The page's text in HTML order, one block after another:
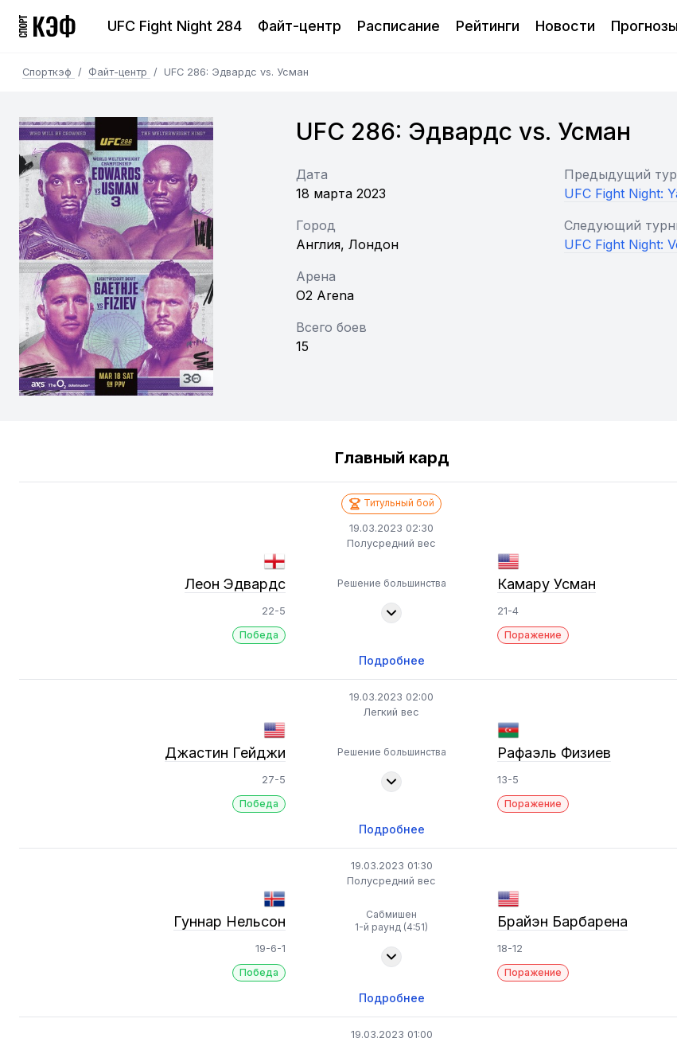
UFC Fight Night 284 Файт-центр Расписание Рейтинги Новости Прогнозы
Спорткэф / Файт-центр / UFC 286: Эдвардс vs. Усман
UFC 286: Эдвардс vs. Усман
Дата
18 марта 2023
Город
Англия, Лондон
Арена
O2 Arena
Всего боев
15
Предыдущий
UFC Fight Night:
Следующий
UFC Fight Night:
Главный кард
Титульный бой
19.03.2023 02:30
Полусредний вес
Леон Эдвардс
22-5
Победа
Решение большинства Камару Усман
21-4
Поражение
Подробнее
19.03.2023 02:00
Легкий вес
Джастин Гейджи
27-5
Победа
Решение большинства Рафаэль Физиев
13-5
Поражение
Подробнее
19.03.2023 01:30
Полусредний вес
Гуннар Нельсон
19-6-1
Победа
Сабмишен
1-й раунд (4:51)
Брайэн Барбарена
18-12
Поражение
Подробнее
19.03.2023 01:00